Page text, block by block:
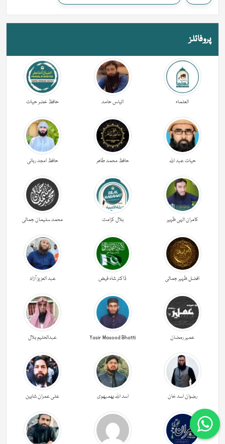
پروفائلز
العلماء الیاس حامد حافظ خضر حیات
حیات عبد اللہ حافظ محمد طاھر حافظ امجد ربانی
کامران الہی ظہیر بلال کرامت محمد سلیمان جمالی
افضل ظہیر جمالی ڈاکٹر شاہ فیض عبد العزیز آزاد
عمیر رمضان Yasir Masood Bhatti عبدالحليم بلال
رضوان اسد خان اسد اللہ بھمبھوی علی عمران شاہین